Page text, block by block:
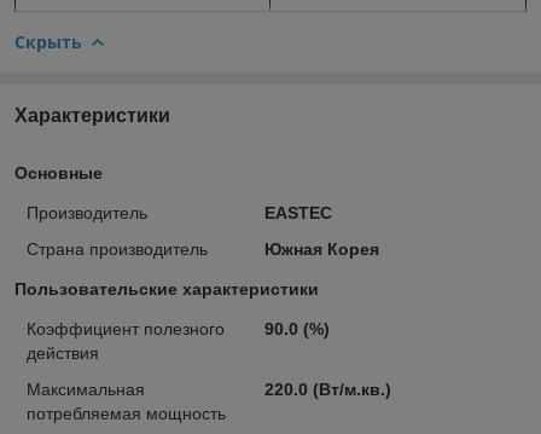
Скрыть
Характеристики
Основные
Производитель
EASTEC
Страна производитель
Южная Корея
Пользовательские характеристики
Коэффициент полезного
действия
90.0 (%)
Максимальная
потребляемая мощность
220.0 (Вт/м.кв.)